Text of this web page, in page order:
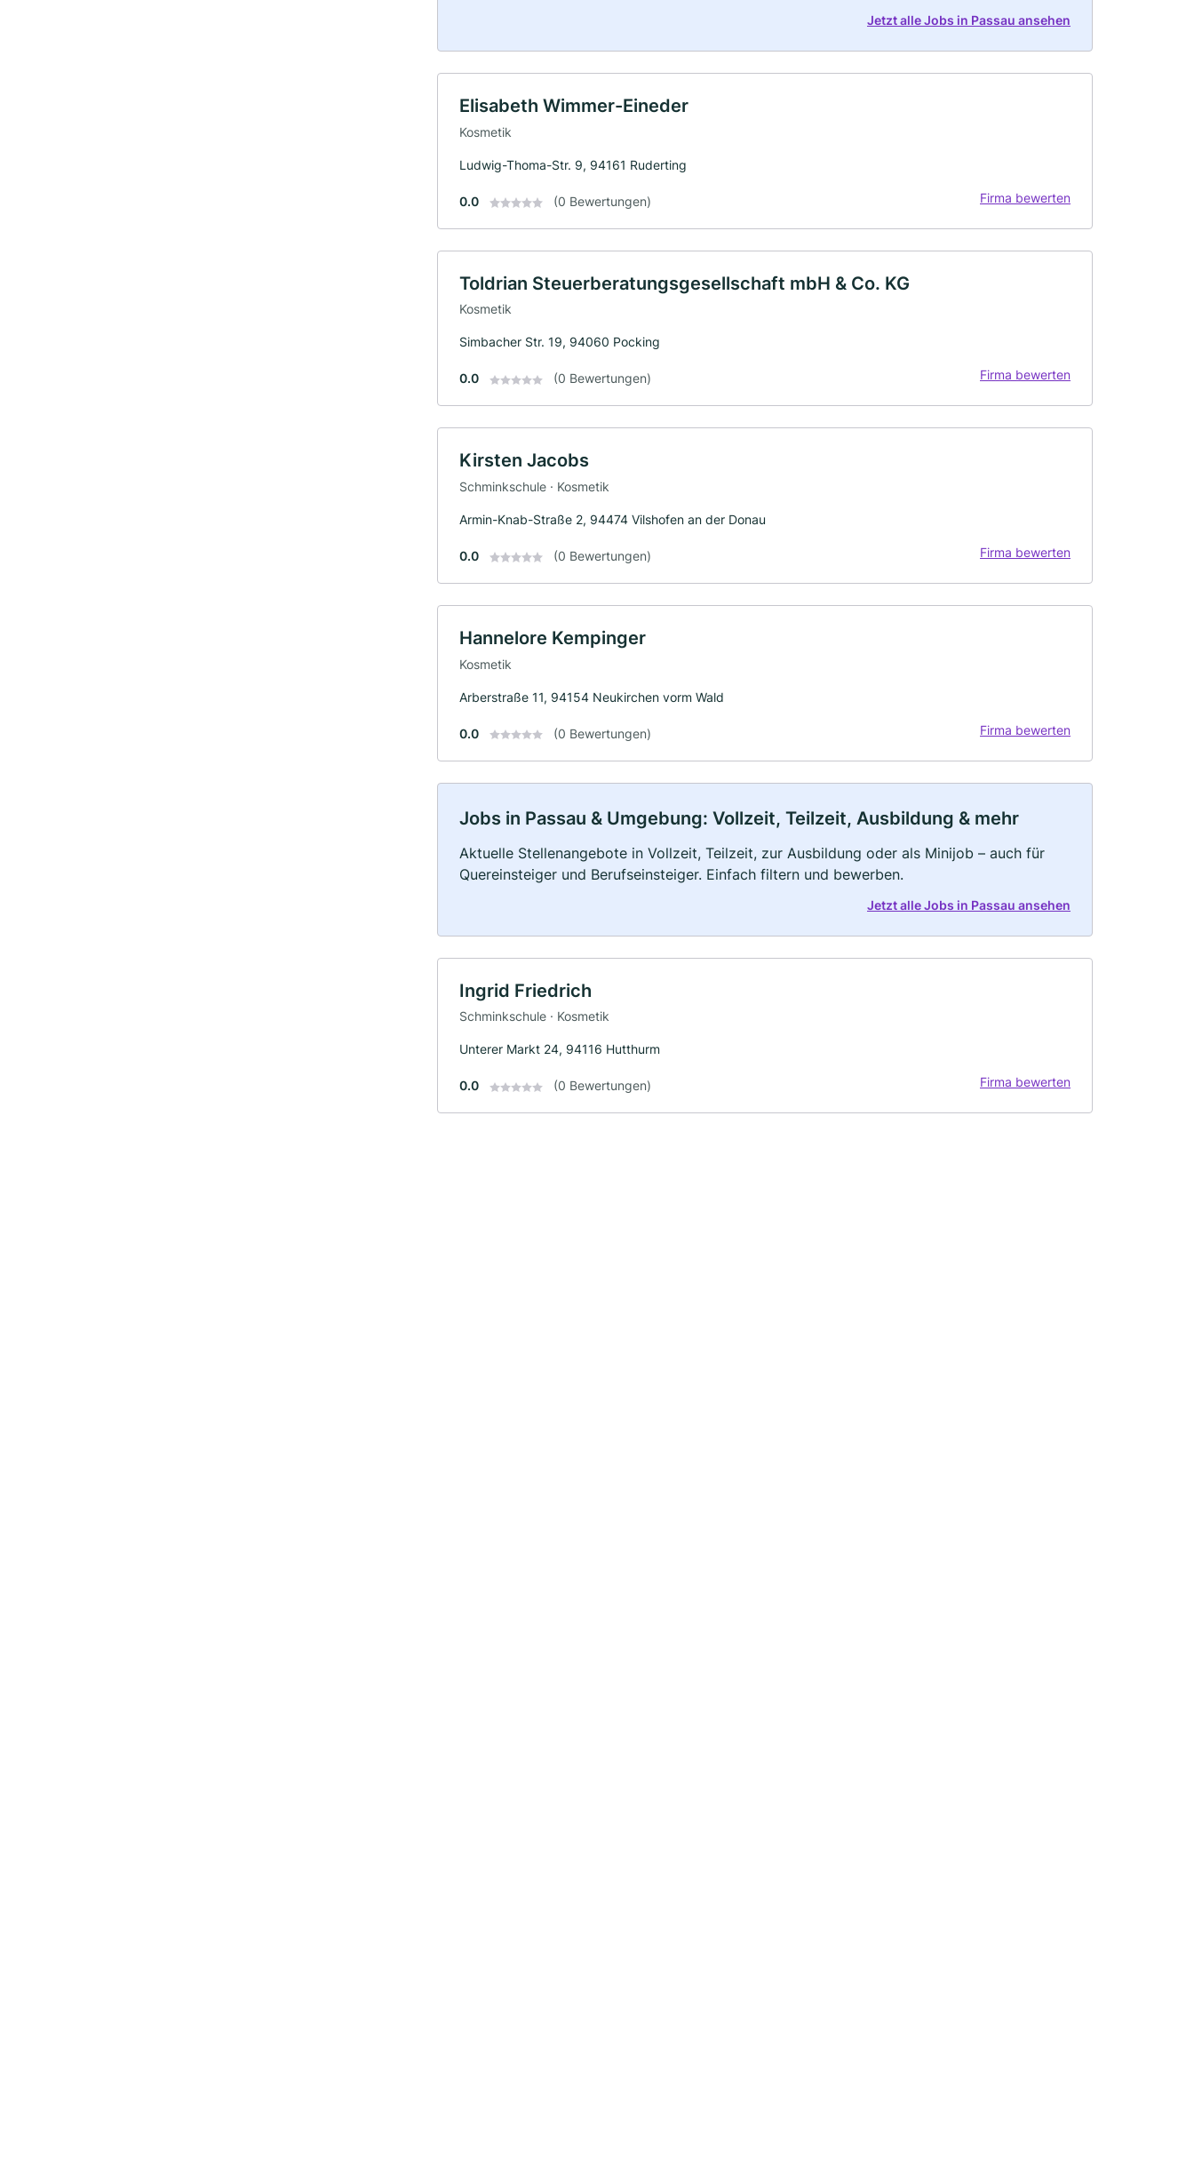
Jetzt alle Jobs in Passau ansehen
Elisabeth Wimmer-Eineder
Kosmetik
Ludwig-Thoma-Str. 9, 94161 Ruderting
0.0 (0 Bewertungen) Firma bewerten
Toldrian Steuerberatungsgesellschaft mbH & Co. KG
Kosmetik
Simbacher Str. 19, 94060 Pocking
0.0 (0 Bewertungen) Firma bewerten
Kirsten Jacobs
Schminkschule · Kosmetik
Armin-Knab-Straße 2, 94474 Vilshofen an der Donau
0.0 (0 Bewertungen) Firma bewerten
Hannelore Kempinger
Kosmetik
Arberstraße 11, 94154 Neukirchen vorm Wald
0.0 (0 Bewertungen) Firma bewerten
Jobs in Passau & Umgebung: Vollzeit, Teilzeit, Ausbildung & mehr
Aktuelle Stellenangebote in Vollzeit, Teilzeit, zur Ausbildung oder als Minijob – auch für
Quereinsteiger und Berufseinsteiger. Einfach filtern und bewerben.
Jetzt alle Jobs in Passau ansehen
Ingrid Friedrich
Schminkschule · Kosmetik
Unterer Markt 24, 94116 Hutthurm
0.0 (0 Bewertungen) Firma bewerten